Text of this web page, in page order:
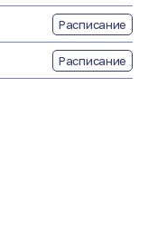
Расписание
Расписание